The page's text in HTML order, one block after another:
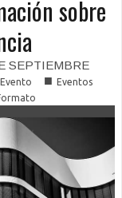
sobre
SEPTIEMBRE
Evento ■ Eventos